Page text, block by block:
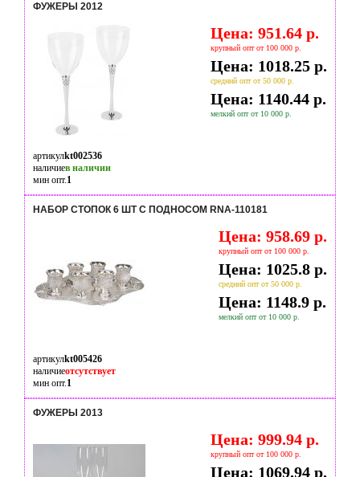
ФУЖЕРЫ 2012
Цена: 951.64 р.
крупный опт от 100 000 р.
Цена: 1018.25 р.
средний опт от 50 000 р.
Цена: 1140.44 р.
мелкий опт от 10 000 р.
артикулkt002536
наличиев наличии
мин опт.1
НАБОР СТОПОК 6 ШТ С ПОДНОСОМ RNA-110181
Цена: 958.69 р.
крупный опт от 100 000 р.
Цена: 1025.8 р.
средний опт от 50 000 р.
Цена: 1148.9 р.
мелкий опт от 10 000 р.
артикулkt005426
наличиеотсутствует
мин опт.1
ФУЖЕРЫ 2013
Цена: 999.94 р.
крупный опт от 100 000 р.
Цена: 1069.94 р.